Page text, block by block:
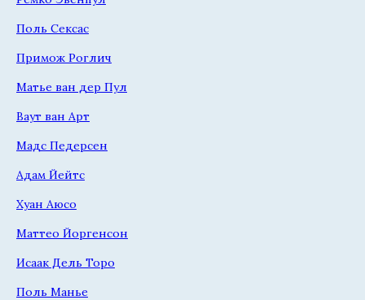
Поль Сексас
Примож Роглич
Матье ван дер Пул
Ваут ван Арт
Мадс Педерсен
Адам Йейтс
Хуан Аюсо
Маттео Йоргенсон
Исаак Дель Торо
Поль Манье